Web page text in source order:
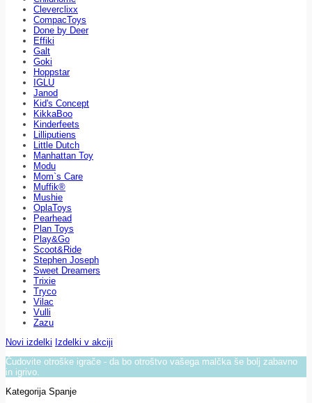
Cleverclixx
CompacToys
Done by Deer
Effiki
Galt
Goki
Hoppstar
IGLU
Janod
Kid's Concept
KikkaBoo
Kinderfeets
Lilliputiens
Little Dutch
Manhattan Toy
Modu
Mom`s Care
Muffik®
Mushie
OplaToys
Pearhead
Plan Toys
Play&Go
Scoot&Ride
Stephen Joseph
Sweet Dreamers
Trixie
Tryco
Vilac
Vulli
Zazu
Novi izdelki Izdelki v akciji
Čudovite otroške igrače - da bo otroštvo vašega malčka še bolj zabavno
in igrivo.
Kategorija Spanje